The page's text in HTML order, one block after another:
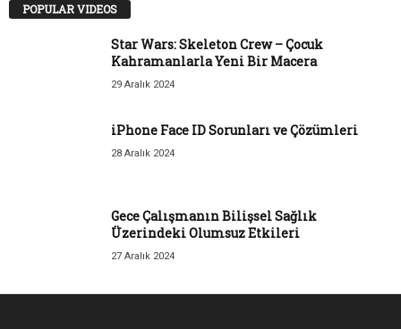
POPULAR VIDEOS
Star Wars: Skeleton Crew – Çocuk
Kahramanlarla Yeni Bir Macera
29 Aralık 2024
iPhone Face ID Sorunları ve Çözümleri
28 Aralık 2024
Gece Çalışmanın Bilişsel Sağlık
Üzerindeki Olumsuz Etkileri
27 Aralık 2024